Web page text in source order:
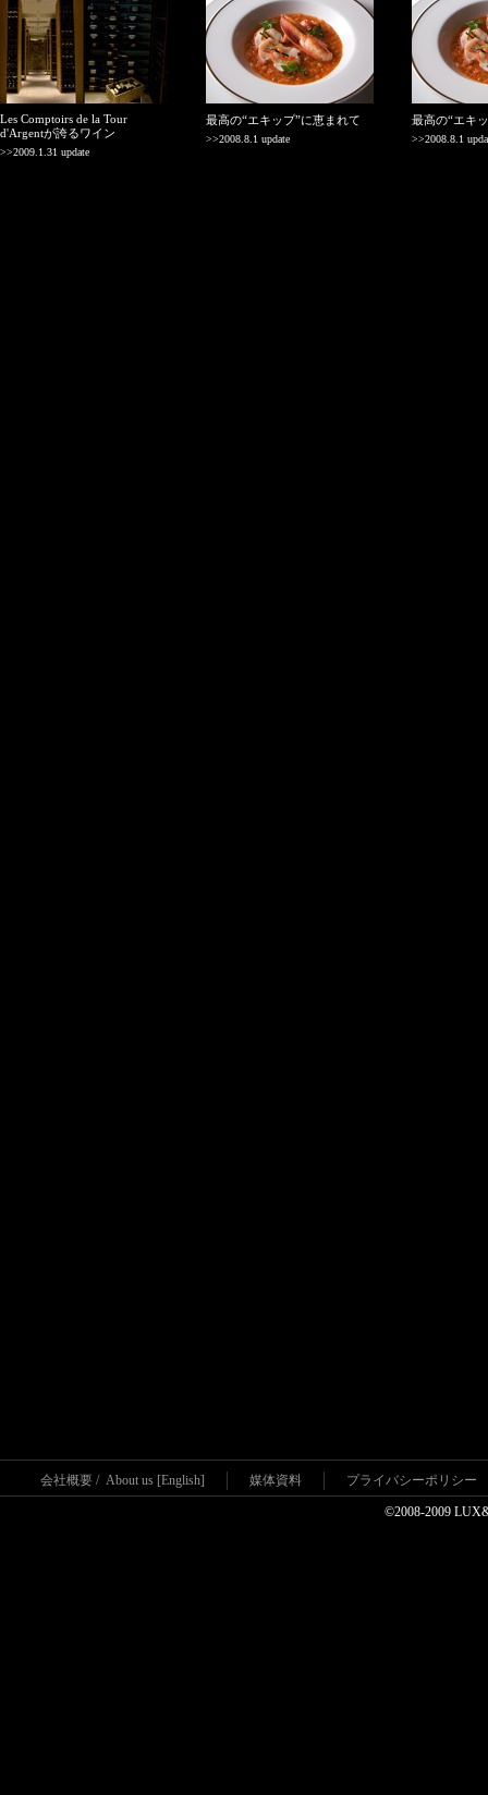
Les Comptoirs de la Tour
d'Argentが誇るワイン
>>2009.1.31 update
最高の“エキップ”に恵まれて
>>2008.8.1 update
最高の“エキ
>>2008.8.1
会社概要 / About us [English] 媒体資料 プライバシーポリシー
©2008-2009